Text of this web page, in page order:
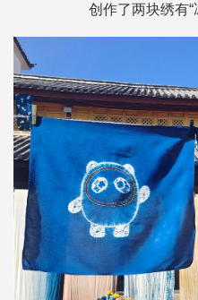
创作了两块绣有“